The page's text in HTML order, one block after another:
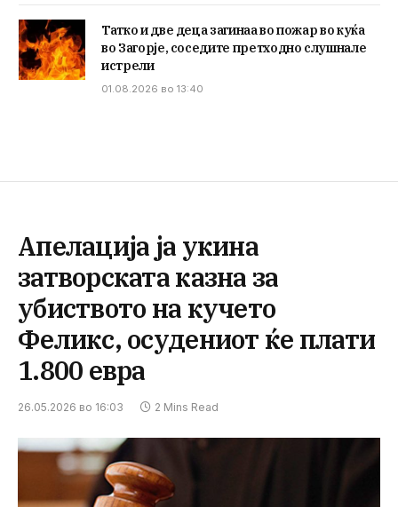
Татко и две деца загинаа во пожар во куќа
во Загорје, соседите претходно слушнале
истрели
01.08.2026 во 13:40
Апелација ја укина
затворската казна за
убиството на кучето
Феликс, осудениот ќе плати
1.800 евра
26.05.2026 во 16:03 2 Mins Read